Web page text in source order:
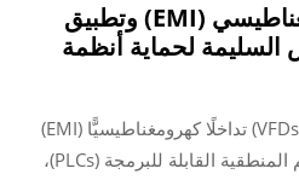
قمع التداخل الكهرومغناطيسي (EMI) وتطبيق
السليمة لحماية أنظمة
تولِّد محركات التردد المتغير (VFDs) تداخلًا كهرومغناطيسيًّا (EMI)
يمكن أن يُعطّل وحدات التحكم المنطقية القابلة للبرمجة (PLCs)،